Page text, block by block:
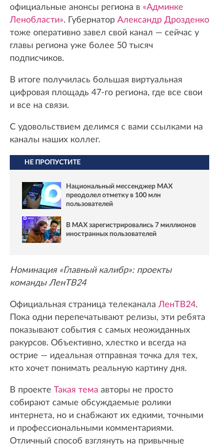
официальные анонсы региона в «Админке
Ленобласти». Губернатор Александр Дрозденко
тоже оперативно завел свой канал — сейчас у
главы региона уже более 50 тысяч
подписчиков.
В итоге получилась большая виртуальная
цифровая площадь 47-го региона, где все свои
и все на связи.
С удовольствием делимся с вами ссылками на
каналы наших коллег.
НЕ ПРОПУСТИТЕ
Национальный мессенджер MAX
преодолел отметку в 100 млн
пользователей
В MAX зарегистрировались 7 миллионов
иностранных пользователей
Номинация «Главный калибр»: проекты
команды ЛенТВ24
Официальная страница телеканала ЛенТВ24.
Пока одни перепечатывают релизы, эти ребята
показывают события с самых неожиданных
ракурсов. Объективно, хлестко и всегда на
острие — идеальная отправная точка для тех,
кто хочет понимать реальную картину дня.
В проекте Такая тема авторы не просто
собирают самые обсуждаемые ролики
интернета, но и снабжают их едкими, точными
и профессиональными комментариями.
Отличный способ взглянуть на привычные